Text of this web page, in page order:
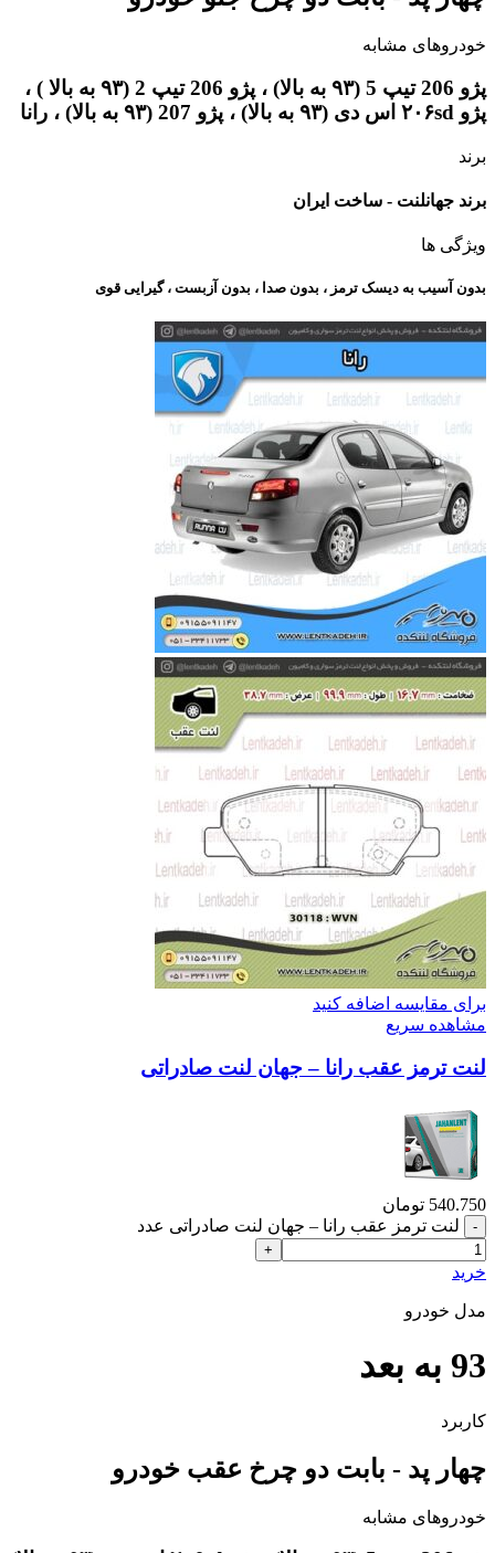
خودروهای مشابه
پژو 206 تیپ 5 (۹۳ به بالا) ، پژو 206 تیپ 2 (۹۳ به بالا ) ،
پژو ۲۰۶sd اس دی (۹۳ به بالا) ، پژو 207 (۹۳ به بالا) ، رانا
برند
برند جهانلنت - ساخت ایران
ویژگی ها
بدون آسیب به دیسک ترمز ، بدون صدا ، بدون آزبست ، گیرایی قوی​
برای مقایسه اضافه کنید
مشاهده سریع
لنت ترمز عقب رانا – جهان لنت صادراتی
540.750 تومان
لنت ترمز عقب رانا – جهان لنت صادراتی عدد
خرید
مدل خودرو
93 به بعد
کاربرد
چهار پد - بابت دو چرخ عقب خودرو
خودروهای مشابه